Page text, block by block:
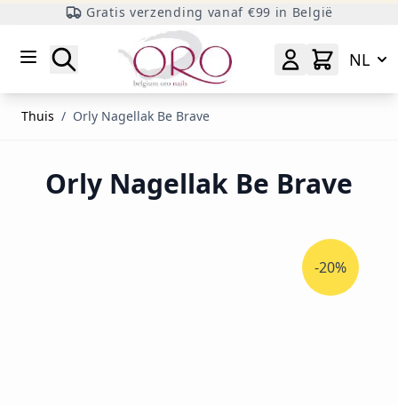
Gratis verzending vanaf €99 in België
Zoeken
NL
Thuis / Orly Nagellak Be Brave
Orly Nagellak Be Brave
-20%